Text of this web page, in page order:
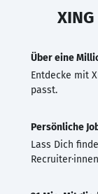
Über eine
Entdecke mit
passt.
Persönliche
Lass Dich